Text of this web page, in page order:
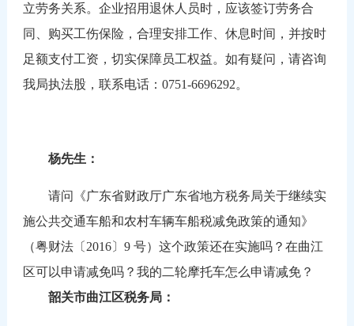
立劳务关系。企业招用退休人员时，应该签订劳务合
同、购买工伤保险，合理安排工作、休息时间，并按时
足额支付工资，切实保障员工权益。如有疑问，请咨询
我局执法股，联系电话：0751-6696292。
杨先生：
请问《广东省财政厅广东省地方税务局关于继续实
施公共交通车船和农村车辆车船税减免政策的通知》
（粤财法〔2016〕9 号）这个政策还在实施吗？在曲江
区可以申请减免吗？我的二轮摩托车怎么申请减免？
韶关市曲江区税务局：